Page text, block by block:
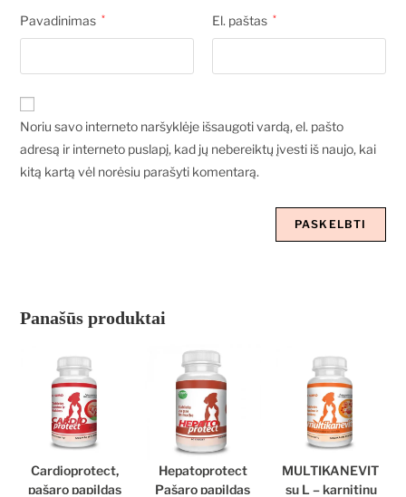
Pavadinimas * El. paštas *
Noriu savo interneto naršyklėje išsaugoti vardą, el. pašto
adresą ir interneto puslapį, kad jų nebereiktų įvesti iš naujo, kai
kitą kartą vėl norėsiu parašyti komentarą.
Panašūs produktai
Cardioprotect,
pašaro papildas
Hepatoprotect
Pašaro papildas
MULTIKANEVIT
su L – karnitinu